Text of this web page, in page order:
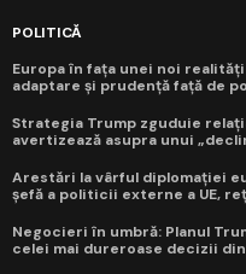
POLITICĂ
Europa în fața unei noi
adaptare și prudență față de
Strategia Trump zguduie
avertizează asupra unui
Arestări la vârful diplomației
șefă a politicii externe a UE,
Negocieri în umbră: Planul
celei mai dureroase decizii